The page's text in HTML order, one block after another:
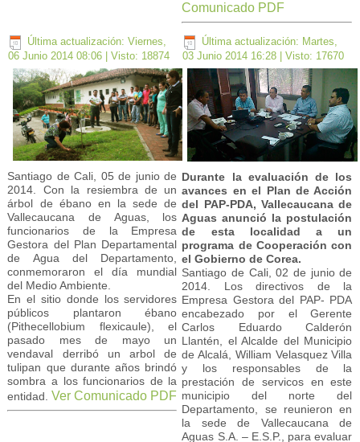
Comunicado PDF
Última actualización: Viernes,
06 Junio 2014 08:06 | Visto: 18874
Santiago de Cali, 05 de junio de
2014. Con la resiembra de un
árbol de ébano en la sede de
Vallecaucana de Aguas, los
funcionarios de la Empresa
Gestora del Plan Departamental
de Agua del Departamento,
conmemoraron el día mundial
del Medio Ambiente.
En el sitio donde los servidores
públicos plantaron ébano
(Pithecellobium flexicaule), el
pasado mes de mayo un
vendaval derribó un arbol de
tulipan que durante años brindó
sombra a los funcionarios de la
entidad.Ver Comunicado PDF
Última actualización: Martes,
03 Junio 2014 16:28 | Visto: 17670
Durante la evaluación de los
avances en el Plan de Acción
del PAP-PDA, Vallecaucana de
Aguas anunció la postulación
de esta localidad a un
programa de Cooperación con
el Gobierno de Corea.
Santiago de Cali, 02 de junio de
2014. Los directivos de la
Empresa Gestora del PAP- PDA
encabezado por el Gerente
Carlos Eduardo Calderón
Llantén, el Alcalde del Municipio
de Alcalá, William Velasquez Villa
y los responsables de la
prestación de servicos en este
municipio del norte del
Departamento, se reunieron en
la sede de Vallecaucana de
Aguas S.A. – E.S.P., para evaluar